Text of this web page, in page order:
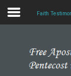
Home
Faith